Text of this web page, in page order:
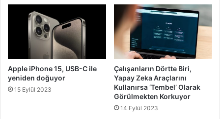
Apple iPhone 15, USB-C ile
yeniden doğuyor
15 Eylül 2023
Çalışanların Dörtte Biri,
Yapay Zeka Araçlarını
Kullanırsa ‘Tembel’ Olarak
Görülmekten Korkuyor
14 Eylül 2023